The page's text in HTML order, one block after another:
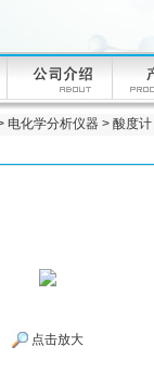
电化学分析仪器 > 酸度计
点击放大